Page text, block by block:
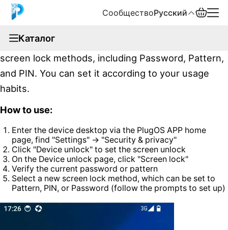
СообществоРусский
Каталог
The UOS system on the device supports different
screen lock methods, including Password, Pattern,
and PIN. You can set it according to your usage
habits.
How to use:
Enter the device desktop via the PlugOS APP home
page, find "Settings" → "Security & privacy"
Click "Device unlock" to set the screen unlock
On the Device unlock page, click "Screen lock"
Verify the current password or pattern
Select a new screen lock method, which can be set to
Pattern, PIN, or Password (follow the prompts to set up)
中文
Español